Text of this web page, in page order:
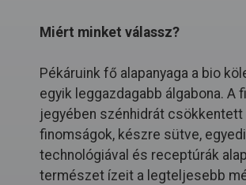
Miért minket válassz?
Pékáruink fő alapanyaga a bio
egyik leggazdagabb álgabona. A
jegyében szénhidrát csökkentett
finomságok, készre sütve, egyedi
technológiával és receptúrák
természet ízeit a legteljesebb